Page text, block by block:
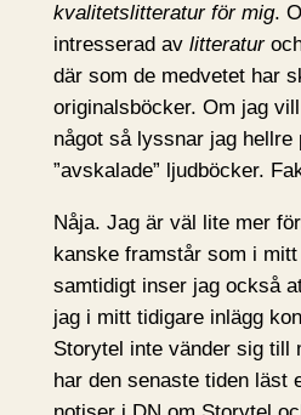
kvalitetslitteratur för mig.
intresserad av litteratur
där som de medvetet har
originalsböcker. Om jag
något så lyssnar jag hellre
”avskalade” ljudböcker.
Nåja. Jag är väl lite mer
kanske framstår som i
samtidigt inser jag också
jag i mitt tidigare inlägg
Storytel inte vänder sig till
har den senaste tiden läst